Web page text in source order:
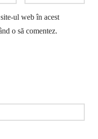
ul web în acest
o să comentez.